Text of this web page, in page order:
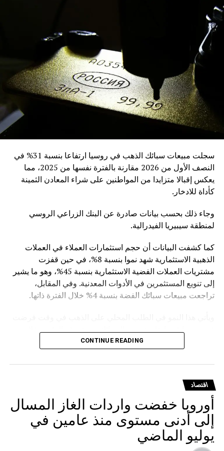
سجلت مبيعات سبائك الذهب في روسيا ارتفاعا بنسبة 31% في
النصف الأول من 2026 مقارنة بالفترة نفسها من 2025، مما
يعكس إقبالا متزايدا من المواطنين على شراء المعادن الثمينة
كأداة للادخار.
وجاء ذلك بحسب بيانات صادرة عن البنك الزراعي الروسي
لمنطقة سيبيريا الفيدرالية.
كما كشفت البيانات أن حجم استثمارات العملاء في العملات
الذهبية الاستثمارية شهد نموا بنسبة 8%، في حين قفزت
مشتريات العملات الفضية الاستثمارية بنسبة 45%، وهو ما يشير
إلى تنويع المستثمرين في الأدوات المعدنية. وفي المقابل،
تراجعت مبيعات سبائك الفضة بنسبة 4% خلال الفترة ذاتها.
بوتين في مارس الماضي مرسوما يمنع تصدير سبائك الذهب التي
المغادرين من مطارات موسكو الثلاثة (شيريميتيفو ودوموديدوفو
وفنوكوفو) ومطار فلاديفوستوك (كنيفيتشي) بشرط حصولهم
على تصريح مسبق من هيئة الرقابة الروسية على المعادن
الثمينة.
CONTINUE READING
اقتصاد
أوروبا خفضت واردات الغاز المسال
إلى أدنى مستوى منذ عامين في
يوليو الماضي